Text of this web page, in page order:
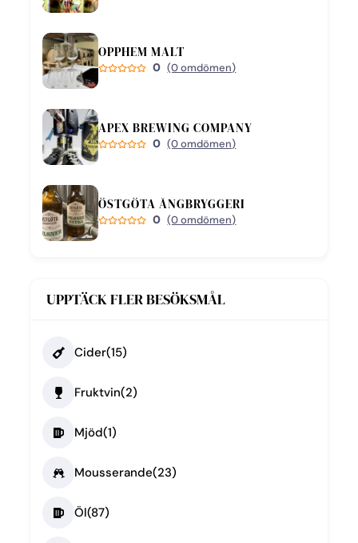
OPPHEM MALT
0 (0 omdömen)
APEX BREWING COMPANY
0 (0 omdömen)
ÖSTGÖTA ÅNGBRYGGERI
0 (0 omdömen)
UPPTÄCK FLER BESÖKSMÅL
Cider(15)
Fruktvin(2)
Mjöd(1)
Mousserande(23)
Öl(87)